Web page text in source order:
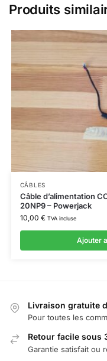
Produits
CÂBLES
Câble d’alimentation
20NP9 – Powerjack
10,00 € TVA incluse
Ajouter
Livraison gratuite
Pour toutes les
Retour facile sous
Garantie satisfait ou